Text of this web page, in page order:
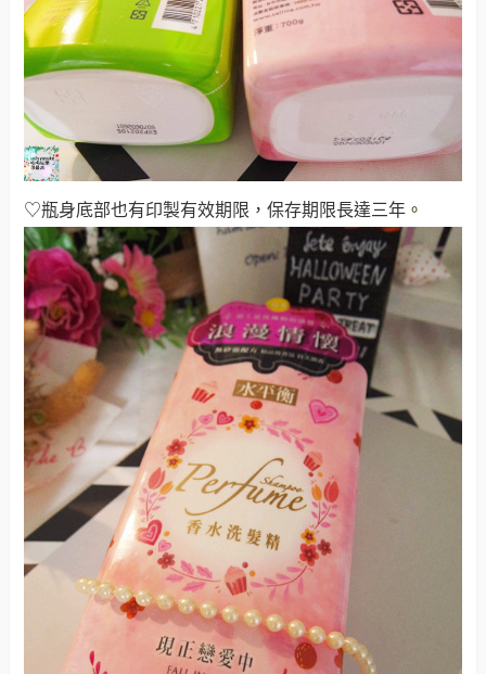
♡瓶身底部也有印製有效期限，保存期限長達三年 。